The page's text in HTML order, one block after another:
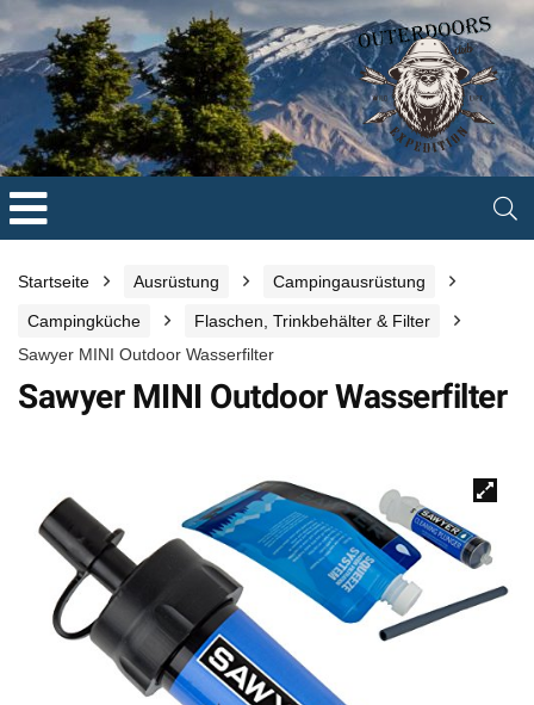
Startseite Ausrüstung Campingausrüstung
Campingküche
Flaschen, Trinkbehälter & Filter
Sawyer MINI Outdoor Wasserfilter
Sawyer MINI Outdoor Wasserfilter